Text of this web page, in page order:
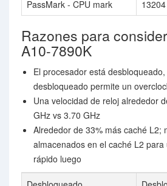
PassMark - CPU mark
Razones para
A10-7890K
El procesador está
desbloqueado permite un
Una velocidad de reloj alrededor
GHz vs 3.70 GHz
Alrededor de 33% más caché L2;
almacenados en el caché L2
rápido luego